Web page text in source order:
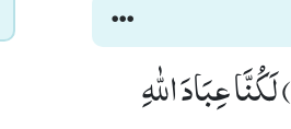
وَ اِنْ كَانُوْا لَیَقُوْلُوْنَۙ (167) لَوْ اَنَّ عِنْدَنَا ذِكْرًا مِّنَ الْاَوَّلِیْنَۙ (168) لَكُنَّا عِبَادَ اللّٰهِ